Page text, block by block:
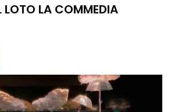
LOTO LA COMMEDIA